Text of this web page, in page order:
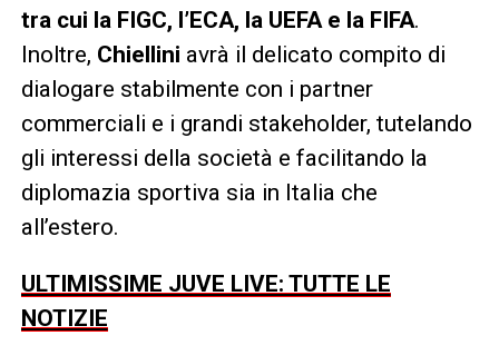
tra cui la FIGC, l’ECA, la UEFA e la FIFA.
Inoltre, Chiellini avrà il delicato compito di
dialogare stabilmente con i partner
commerciali e i grandi stakeholder, tutelando
gli interessi della società e facilitando la
diplomazia sportiva sia in Italia che
all’estero.
ULTIMISSIME JUVE LIVE: TUTTE LE
NOTIZIE